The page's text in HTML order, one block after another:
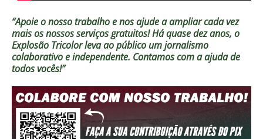
“Apoie o nosso trabalho e nos ajude a ampliar cada vez
mais os nossos serviços gratuitos!Há quase dez anos, o
Explosão Tricolor leva ao público um jornalismo
colaborativo e independente. Contamos com a ajuda de
todos vocês!”